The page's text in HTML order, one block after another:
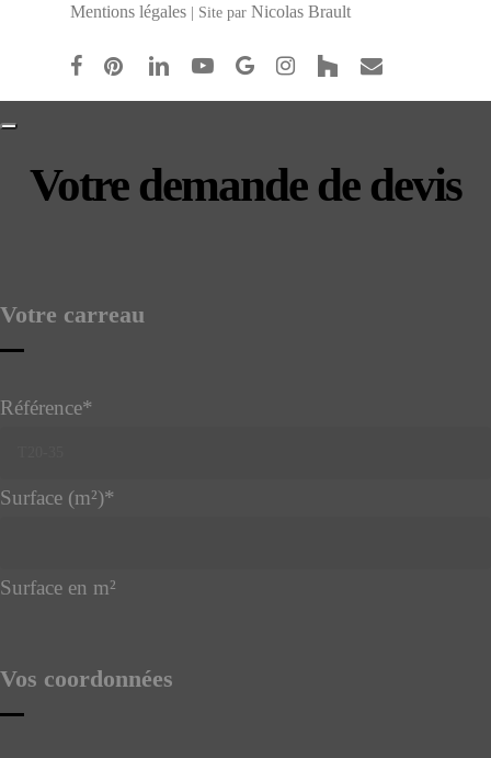
Mentions légales | Site par Nicolas Brault
facebookpinterestlinkedinyoutubegoogle-instagram
houzz email
Votre demande de devis
Votre carreau
Référence*
Surface (m²)*
Surface en m²
Vos coordonnées